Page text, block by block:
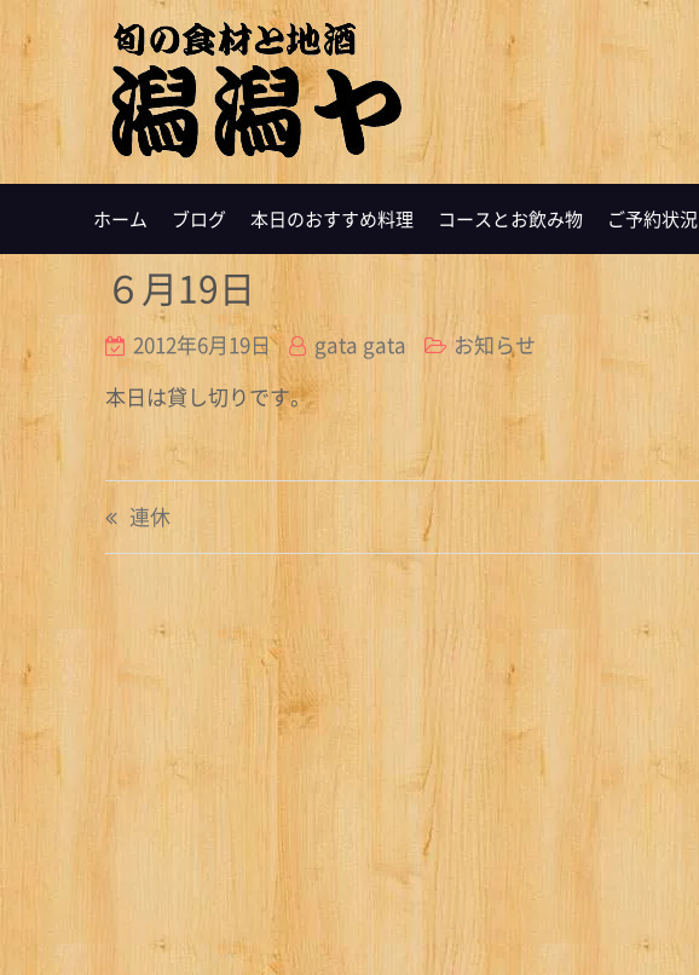
ホーム ブログ 本日のおすすめ料理 コースとお飲み物 ご予約状況
６月19日
2012年6月19日 gata gata
お知らせ
本日は貸し切りです。
投
稿
シ
連休